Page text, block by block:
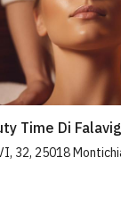
Time Di
32, 25018